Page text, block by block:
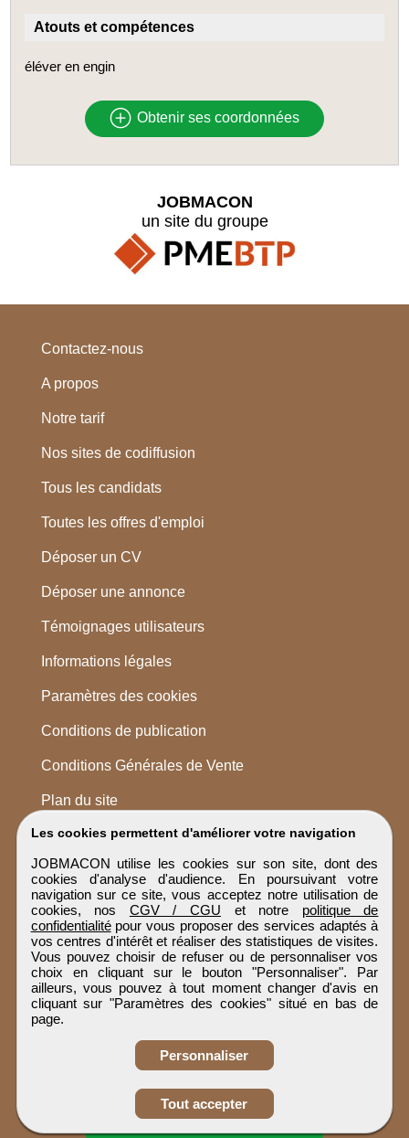
Obtenir ses
coordonnées
Atouts et compétences
éléver en engin
Obtenir ses coordonnées
Les cookies permettent d'améliorer votre navigation
JOBMACON utilise les cookies sur son site, dont des
cookies d'analyse d'audience. En poursuivant votre
navigation sur ce site, vous acceptez notre utilisation de
cookies, nos CGV / CGU et notre politique de
confidentialitépour vous proposer des services adaptés à
vos centres d'intérêt et réaliser des statistiques de visites.
Vous pouvez choisir de refuser ou de personnaliser vos
choix en cliquant sur le bouton "Personnaliser". Par
ailleurs, vous pouvez à tout moment changer d'avis en
cliquant sur "Paramètres des cookies" situé en bas de
page.
Personnaliser
Tout accepter
JOBMACON
un site du groupe
Contactez-nous
A propos
Notre tarif
Nos sites de codiffusion
Tous les candidats
Toutes les offres d'emploi
Déposer un CV
Déposer une annonce
Témoignages utilisateurs
Informations légales
Paramètres des cookies
Conditions de publication
Conditions Générales de Vente
Plan du site
JOBMACON
Tous droits réservés © 1999 - 2026